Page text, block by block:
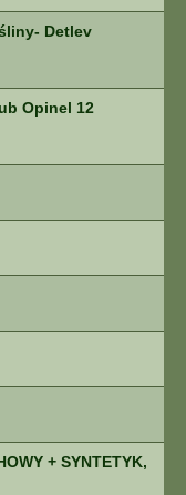
Detlev
Opinel 12
+ SYNTETYK,